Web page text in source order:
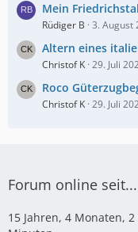
Mein Friedrichstal
Rüdiger B 3. August
Altern eines
Christof K 29. Juli
Roco
Christof K 29. Juli
Forum online seit...
15 Jahren, 4 Monaten,